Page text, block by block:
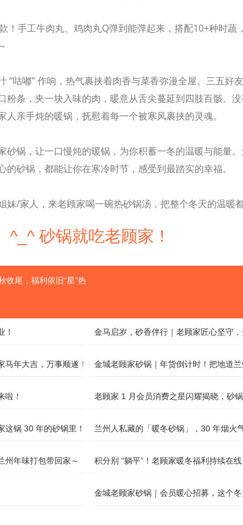
手工牛肉丸、鸡肉丸Q弹到能弹起来，搭配10+种时蔬
“咕嘟” 作响，热气裹挟着肉香与菜香弥漫全屋。三五好
粉条，夹一块入味的肉，暖意从舌尖蔓延到四肢百骸。
亲手炖的暖锅，抚慰着每一个被寒风裹挟的灵魂。
锅，让一口慢炖的暖锅，为你积蓄一冬的温暖与能量。
砂锅，都能让你在寒冷时节，感受到最踏实的幸福。
妹/家人，来老顾家喝一碗热砂锅汤，把整个冬天的温暖
^_^ 砂锅就吃老顾家！
收尾，福利依旧“星”热
！ 金马启岁，砂香伴行｜老顾家匠心坚守，
年大吉，万事顺遂！ 金城老顾家砂锅｜年货倒计时！把地道
啦！ 老顾家 1 月会员消费之星闪耀揭晓，砂
这锅 30 年的砂锅里！ 兰州人私藏的「暖冬砂锅」，30 年烟火
州年味打包带回家～ 积分别 “躺平”！老顾家暖冬福利持续在线
金城老顾家砂锅｜会员暖心招募，这个